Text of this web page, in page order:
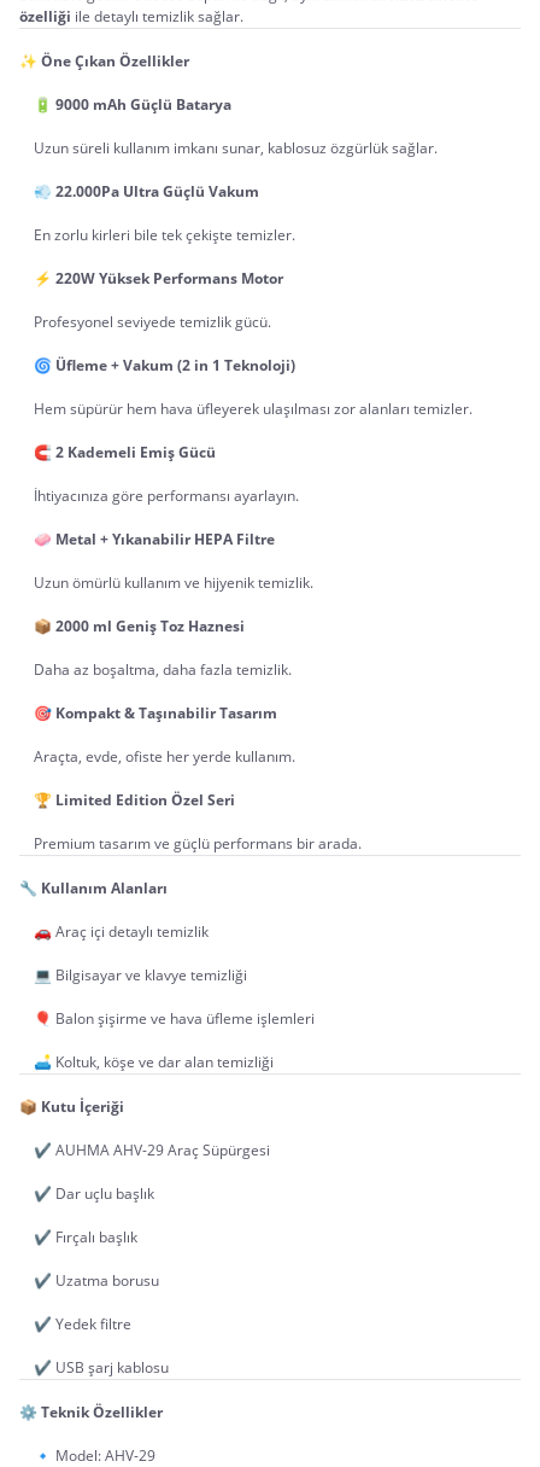
özelliği ile detaylı temizlik sağlar.
✨ Öne Çıkan Özellikler
	🔋
9000 mAh Güçlü Batarya
	Uzun süreli kullanım imkanı sunar, kablosuz özgürlük sağlar.
	💨
22.000Pa Ultra Güçlü Vakum
	En zorlu kirleri bile tek çekişte temizler.
	⚡
220W Yüksek Performans Motor
	Profesyonel seviyede temizlik gücü.
	🌀
Üfleme + Vakum (2 in 1 Teknoloji)
	Hem süpürür hem hava üfleyerek ulaşılması zor alanları temizler.
	🧲
2 Kademeli Emiş Gücü
	İhtiyacınıza göre performansı ayarlayın.
	🧼
Metal + Yıkanabilir HEPA Filtre
	Uzun ömürlü kullanım ve hijyenik temizlik.
	📦
2000 ml Geniş Toz Haznesi
	Daha az boşaltma, daha fazla temizlik.
	🎯
Kompakt & Taşınabilir Tasarım
	Araçta, evde, ofiste her yerde kullanım.
	🏆
Limited Edition Özel Seri
	Premium tasarım ve güçlü performans bir arada.
🔧 Kullanım Alanları
	🚗 Araç içi detaylı temizlik
	💻 Bilgisayar ve klavye temizliği
	🎈 Balon şişirme ve hava üfleme işlemleri
	🛋️ Koltuk, köşe ve dar alan temizliği
📦 Kutu İçeriği
	✔️ AUHMA AHV-29 Araç Süpürgesi
	✔️ Dar uçlu başlık
	✔️ Fırçalı başlık
	✔️ Uzatma borusu
	✔️ Yedek filtre
	✔️ USB şarj kablosu
⚙️ Teknik Özellikler
	🔹 Model: AHV-29